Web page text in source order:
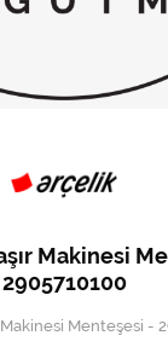
Sistemleri
ve Termosifon
Makinesi
2905710100
Menteşesi -